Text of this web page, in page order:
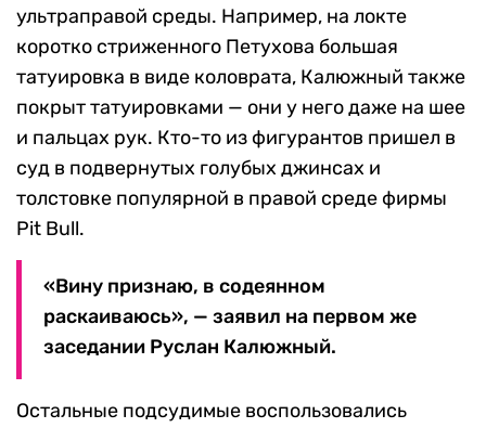
ультраправой среды. Например, на локте
коротко стриженного Петухова большая
татуировка в виде коловрата, Калюжный также
покрыт татуировками — они у него даже на шее
и пальцах рук. Кто-то из фигурантов пришел в
суд в подвернутых голубых джинсах и
толстовке популярной в правой среде фирмы
Pit Bull.
«Вину признаю, в содеянном
раскаиваюсь», — заявил на первом же
заседании Руслан Калюжный.
Остальные подсудимые воспользовались